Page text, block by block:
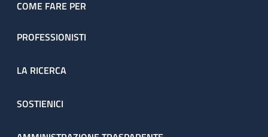
COME FARE PER
PROFESSIONISTI
LA RICERCA
SOSTIENICI